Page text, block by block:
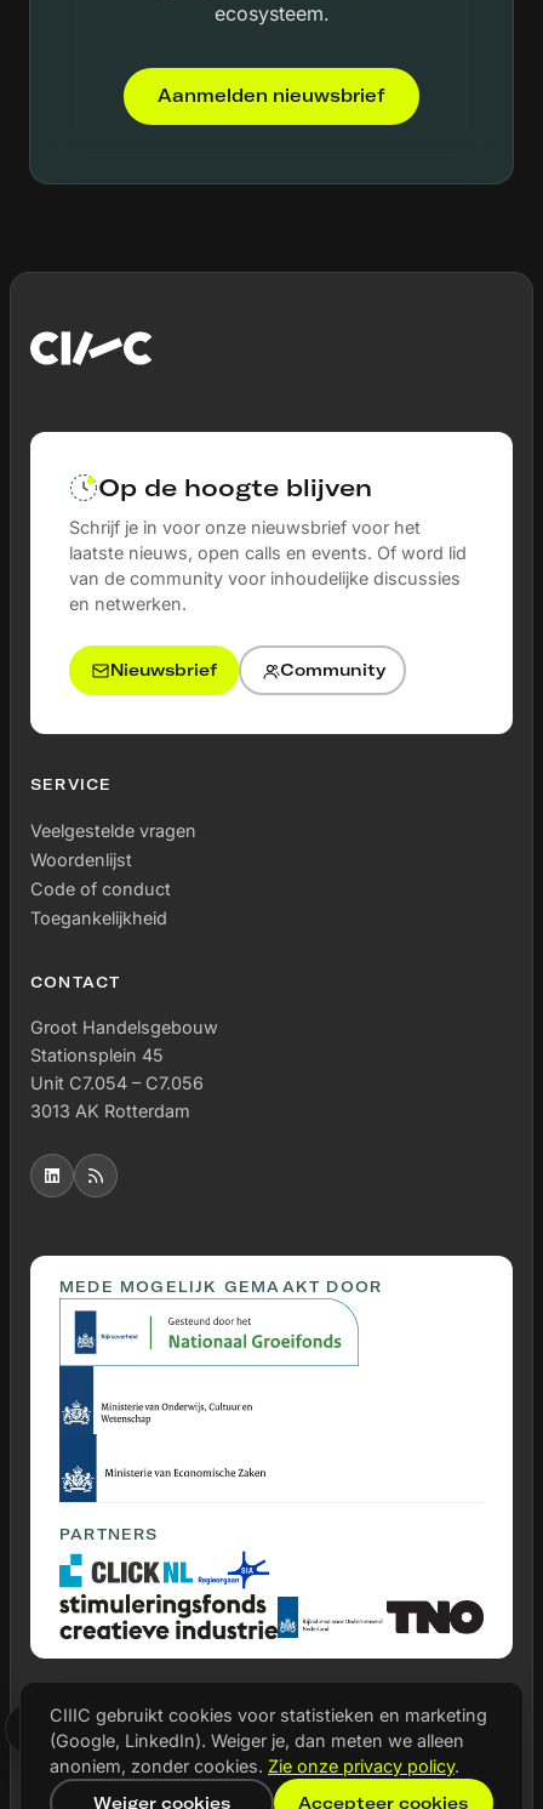
ecosysteem.
Aanmelden nieuwsbrief
Op de hoogte blijven
Schrijf je in voor onze nieuwsbrief voor het
laatste nieuws, open calls en events. Of word lid
van de community voor inhoudelijke discussies
en netwerken.
Nieuwsbrief Community
SERVICE
Veelgestelde vragen
Woordenlijst
Code of conduct
Toegankelijkheid
CONTACT
Groot Handelsgebouw
Stationsplein 45
Unit C7.054 – C7.056
3013 AK Rotterdam
MEDE MOGELIJK GEMAAKT DOOR
PARTNERS
© 2026 CIIIC
Privacy statement
Cookie instellingen
CIIIC gebruikt cookies voor statistieken en marketing
(Google, LinkedIn). Weiger je, dan meten we alleen
anoniem, zonder cookies. Zie onze privacy policy.
Weiger cookies Accepteer cookies